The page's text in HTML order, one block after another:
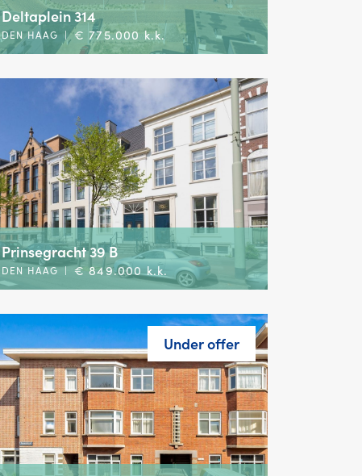
Deltaplein 314
DEN HAAG | € 775.000 k.k.
Prinsegracht 39 B
DEN HAAG | € 849.000 k.k.
Under offer